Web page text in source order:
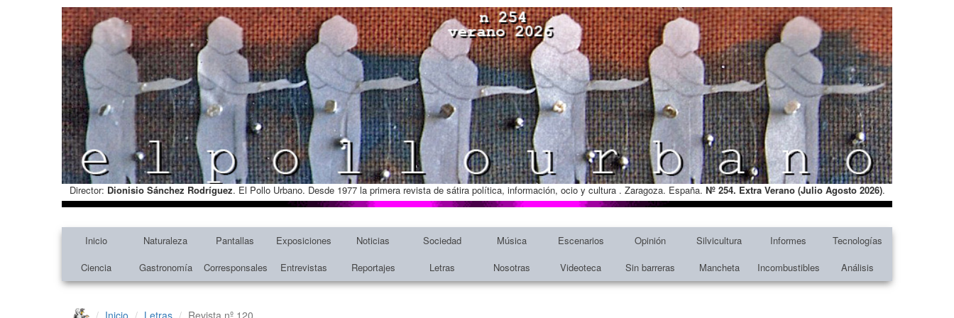
Director: Dionisio Sánchez Rodríguez. El Pollo Urbano. Desde 1977 la primera revista de sátira política, información, ocio y cultura . Zaragoza. España. Nº 254. Extra Verano (Julio Agosto 2026).
Inicio Naturaleza Pantallas Exposiciones Noticias Sociedad Música Escenarios Opinión Silvicultura Informes
Tecnologías
Ciencia
Gastronomía Corresponsales Entrevistas Reportajes Letras Nosotras Videoteca Sin barreras Mancheta Incombustibles Análisis
Inicio Letras Revista nº 120